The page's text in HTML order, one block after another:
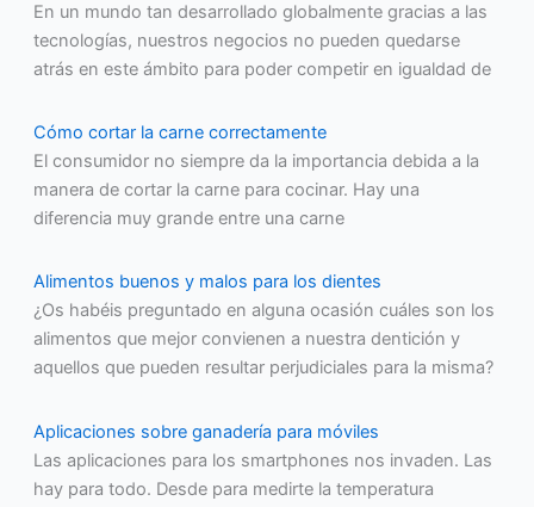
En un mundo tan desarrollado globalmente gracias a las
tecnologías, nuestros negocios no pueden quedarse
atrás en este ámbito para poder competir en igualdad de
Cómo cortar la carne correctamente
El consumidor no siempre da la importancia debida a la
manera de cortar la carne para cocinar. Hay una
diferencia muy grande entre una carne
Alimentos buenos y malos para los dientes
¿Os habéis preguntado en alguna ocasión cuáles son los
alimentos que mejor convienen a nuestra dentición y
aquellos que pueden resultar perjudiciales para la misma?
Aplicaciones sobre ganadería para móviles
Las aplicaciones para los smartphones nos invaden. Las
hay para todo. Desde para medirte la temperatura